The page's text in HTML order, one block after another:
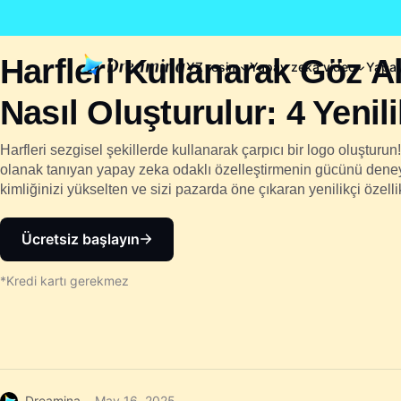
YZ resim Yapay zekâ video
Harfleri Kullanarak Göz
Nasıl Oluşturulur: 4
Harfleri sezgisel şekillerde kullanarak çarpıcı bir logo
olanak tanıyan yapay zeka odaklı özelleştirmenin gücünü
kimliğinizi yükselten ve sizi pazarda öne çıkaran yenilikçi
Ücretsiz başlayın
*Kredi kartı gerekmez